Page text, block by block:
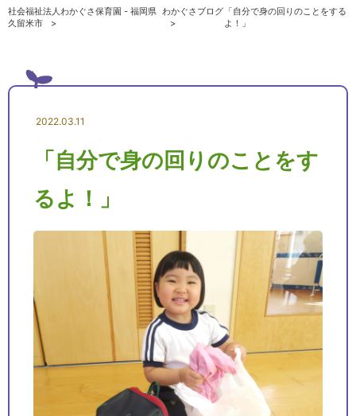
社会福祉法人わかぐさ保育園 - 福岡県
久留米市
わかぐさブログ 「自分で身の回りのことをする
よ！」
2022.03.11
「自分で身の回りのことをす
るよ！」